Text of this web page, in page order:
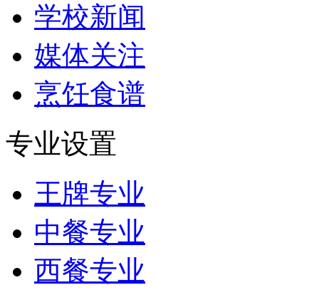
学校新闻
媒体关注
烹饪食谱
专业设置
王牌专业
中餐专业
西餐专业